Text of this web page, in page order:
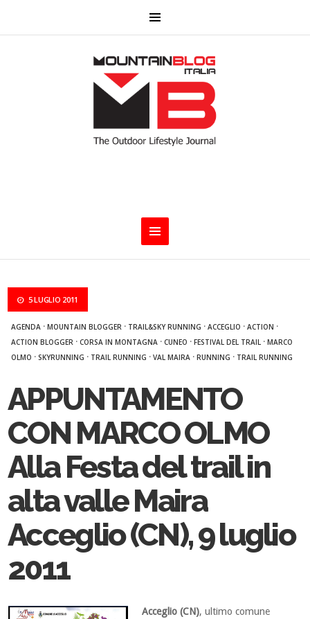
5 LUGLIO 2011
AGENDA ·MOUNTAIN BLOGGER · TRAIL&SKY RUNNING ·ACCEGLIO ·ACTION ·
ACTION BLOGGER ·CORSA IN MONTAGNA ·CUNEO ·FESTIVAL DEL TRAIL ·MARCO
OLMO ·SKYRUNNING · TRAIL RUNNING ·VAL MAIRA ·RUNNING · TRAIL RUNNING
APPUNTAMENTO
CON MARCO OLMO
Alla Festa del trail in
alta valle Maira
Acceglio (CN), 9 luglio
2011
Acceglio (CN), ultimo comune